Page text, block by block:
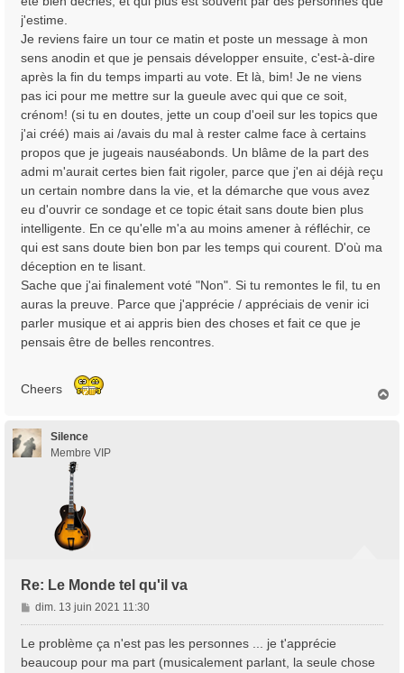
j'estime.
Je reviens faire un tour ce matin et poste un message à mon
sens anodin et que je pensais développer ensuite, c'est-à-dire
après la fin du temps imparti au vote. Et là, bim! Je ne viens
pas ici pour me mettre sur la gueule avec qui que ce soit,
crénom! (si tu en doutes, jette un coup d'oeil sur les topics que
j'ai créé) mais ai /avais du mal à rester calme face à certains
propos que je jugeais nauséabonds. Un blâme de la part des
admi m'aurait certes bien fait rigoler, parce que j'en ai déjà reçu
un certain nombre dans la vie, et la démarche que vous avez
eu d'ouvrir ce sondage et ce topic était sans doute bien plus
intelligente. En ce qu'elle m'a au moins amener à réfléchir, ce
qui est sans doute bien bon par les temps qui courent. D'où ma
déception en te lisant.
Sache que j'ai finalement voté "Non". Si tu remontes le fil, tu en
auras la preuve. Parce que j'apprécie / appréciais de venir ici
parler musique et ai appris bien des choses et fait ce que je
pensais être de belles rencontres.
Cheers
Silence
Membre VIP
Re: Le Monde tel qu'il va
M
e
s
dim. 13 juin 2021 11:30
Le problème ça n'est pas les personnes ... je t'apprécie
beaucoup pour ma part (musicalement parlant, la seule chose